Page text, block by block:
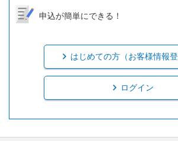
申込が簡単にできる！
はじめての方（お客様情報登
ログイン